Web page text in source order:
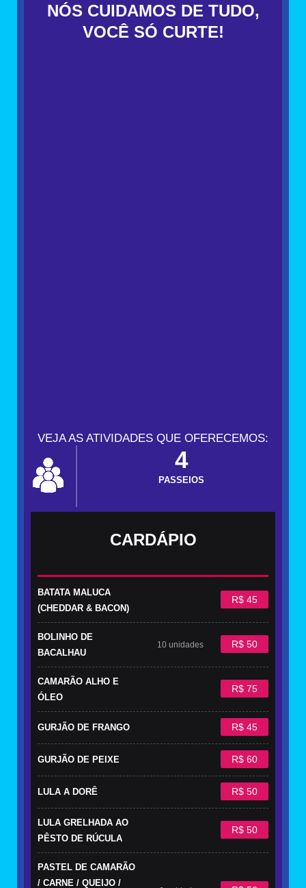
NÓS CUIDAMOS DE TUDO,
VOCÊ SÓ CURTE!
VEJA AS ATIVIDADES QUE OFERECEMOS:
4
PASSEIOS
CARDÁPIO
BATATA MALUCA
(CHEDDAR & BACON)
R$ 45
BOLINHO DE
BACALHAU
10 unidades R$ 50
CAMARÃO ALHO E
ÓLEO
R$ 75
GURJÃO DE FRANGO R$ 45
GURJÃO DE PEIXE R$ 60
LULA A DORÊ R$ 50
LULA GRELHADA AO
PÊSTO DE RÚCULA
R$ 50
PASTEL DE CAMARÃO
/ CARNE / QUEIJO /